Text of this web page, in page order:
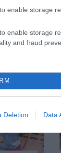
enable storage
enable storage
and fraud
Deletion Data